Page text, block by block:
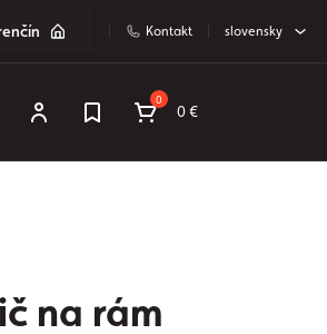
Kontakt slovensky
0
0 €
na rám